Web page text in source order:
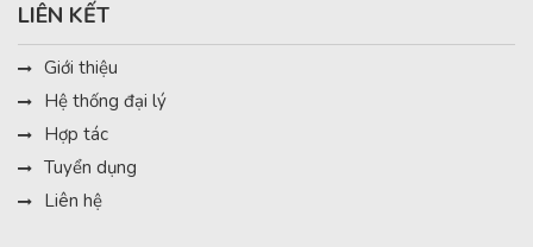
LIÊN KẾT
Giới thiệu
Hệ thống đại lý
Hợp tác
Tuyển dụng
Liên hệ